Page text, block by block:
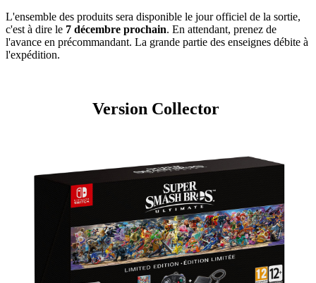
L'ensemble des produits sera disponible le jour officiel de la sortie,
c'est à dire le 7 décembre prochain. En attendant, prenez de
l'avance en précommandant. La grande partie des enseignes débite à
l'expédition.
Version Collector